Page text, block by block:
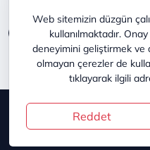
Web sitemizin düzgün
kullanılmaktadır.
deneyimini geliştirmek ve
olmayan çerezler de
tıklayarak ilgili
Reddet
Copyright ©
®